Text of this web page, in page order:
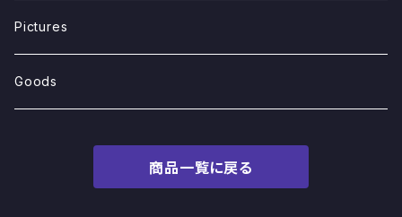
Pictures
Goods
商品一覧に戻る